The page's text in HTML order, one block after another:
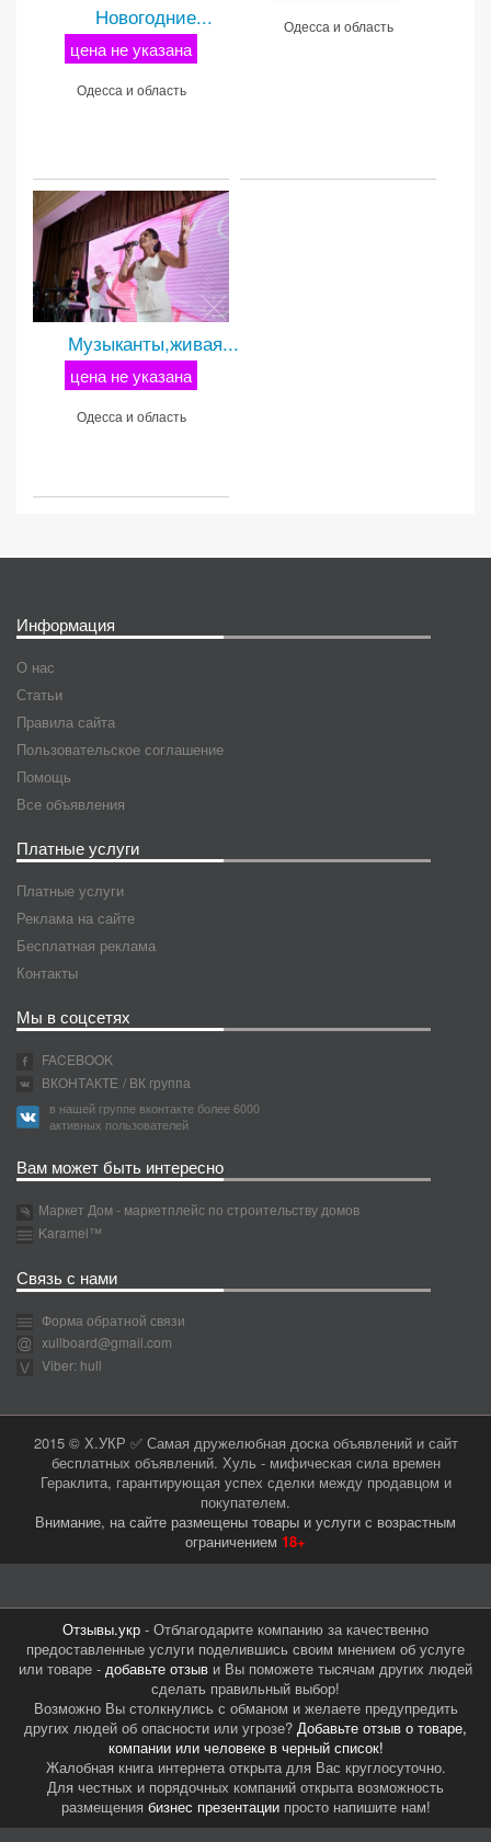
Новогодние...
цена не указана
Одесса и область
Одесса и область
Музыканты,живая...
цена не указана
Одесса и область
Информация
О нас
Статьи
Правила сайта
Пользовательское соглашение
Помощь
Все объявления
Платные услуги
Платные услуги
Реклама на сайте
Бесплатная реклама
Контакты
Мы в соцсетях
FACEBOOK
ВКОНТАКТЕ / ВК группа
в нашей группе вконтакте более 6000
активных пользователей
Вам может быть интересно
Маркет Дом - маркетплейс по строительству домов
Karamel™
Связь с нами
Форма обратной связи
xullboard@gmail.com
Viber: hull
2015 © Х.УКР ✅ Самая дружелюбная доска объявлений и сайт
бесплатных объявлений. Хуль - мифическая сила времен
Гераклита, гарантирующая успех сделки между продавцом и
покупателем.
Внимание, на сайте размещены товары и услуги с возрастным
ограничением 18+
Отзывы.укр - Отблагодарите компанию за качественно
предоставленные услуги поделившись своим мнением об услуге
или товаре - добавьте отзыв и Вы поможете тысячам других людей
сделать правильный выбор!
Возможно Вы столкнулись с обманом и желаете предупредить
других людей об опасности или угрозе? Добавьте отзыв о товаре,
компании или человеке в черный список!
Жалобная книга интернета открыта для Вас круглосуточно.
Для честных и порядочных компаний открыта возможность
размещения бизнес презентациипросто напишите нам!